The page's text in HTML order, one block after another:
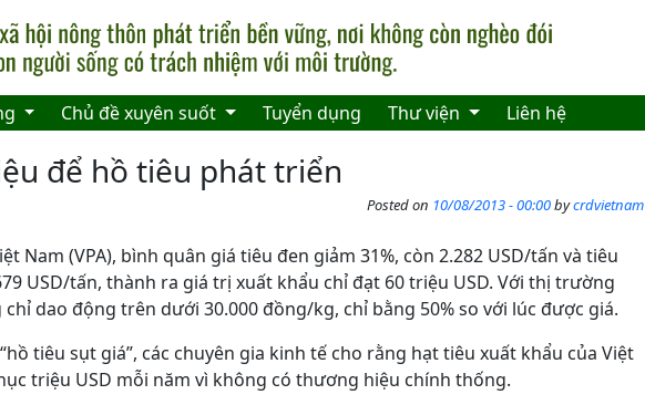
Chủ đề xuyên suốt Tuyển dụng Thư viện Liên hệ
để hồ tiêu phát triển
Posted on 10/08/2013 - 00:00bycrdvietnam
Nam (VPA), bình quân giá tiêu đen giảm 31%, còn 2.282 USD/tấn và tiêu
USD/tấn, thành ra giá trị xuất khẩu chỉ đạt 60 triệu USD. Với thị trường
dao động trên dưới 30.000 đồng/kg, chỉ bằng 50% so với lúc được giá.
tiêu sụt giá”, các chuyên gia kinh tế cho rằng hạt tiêu xuất khẩu của Việt
triệu USD mỗi năm vì không có thương hiệu chính thống.